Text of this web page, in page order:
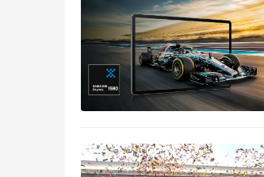
挑战。这种供需错位，造成了